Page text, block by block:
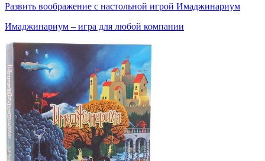
Развить воображение с настольной игрой Имаджинариум
Имаджинариум – игра для любой компании